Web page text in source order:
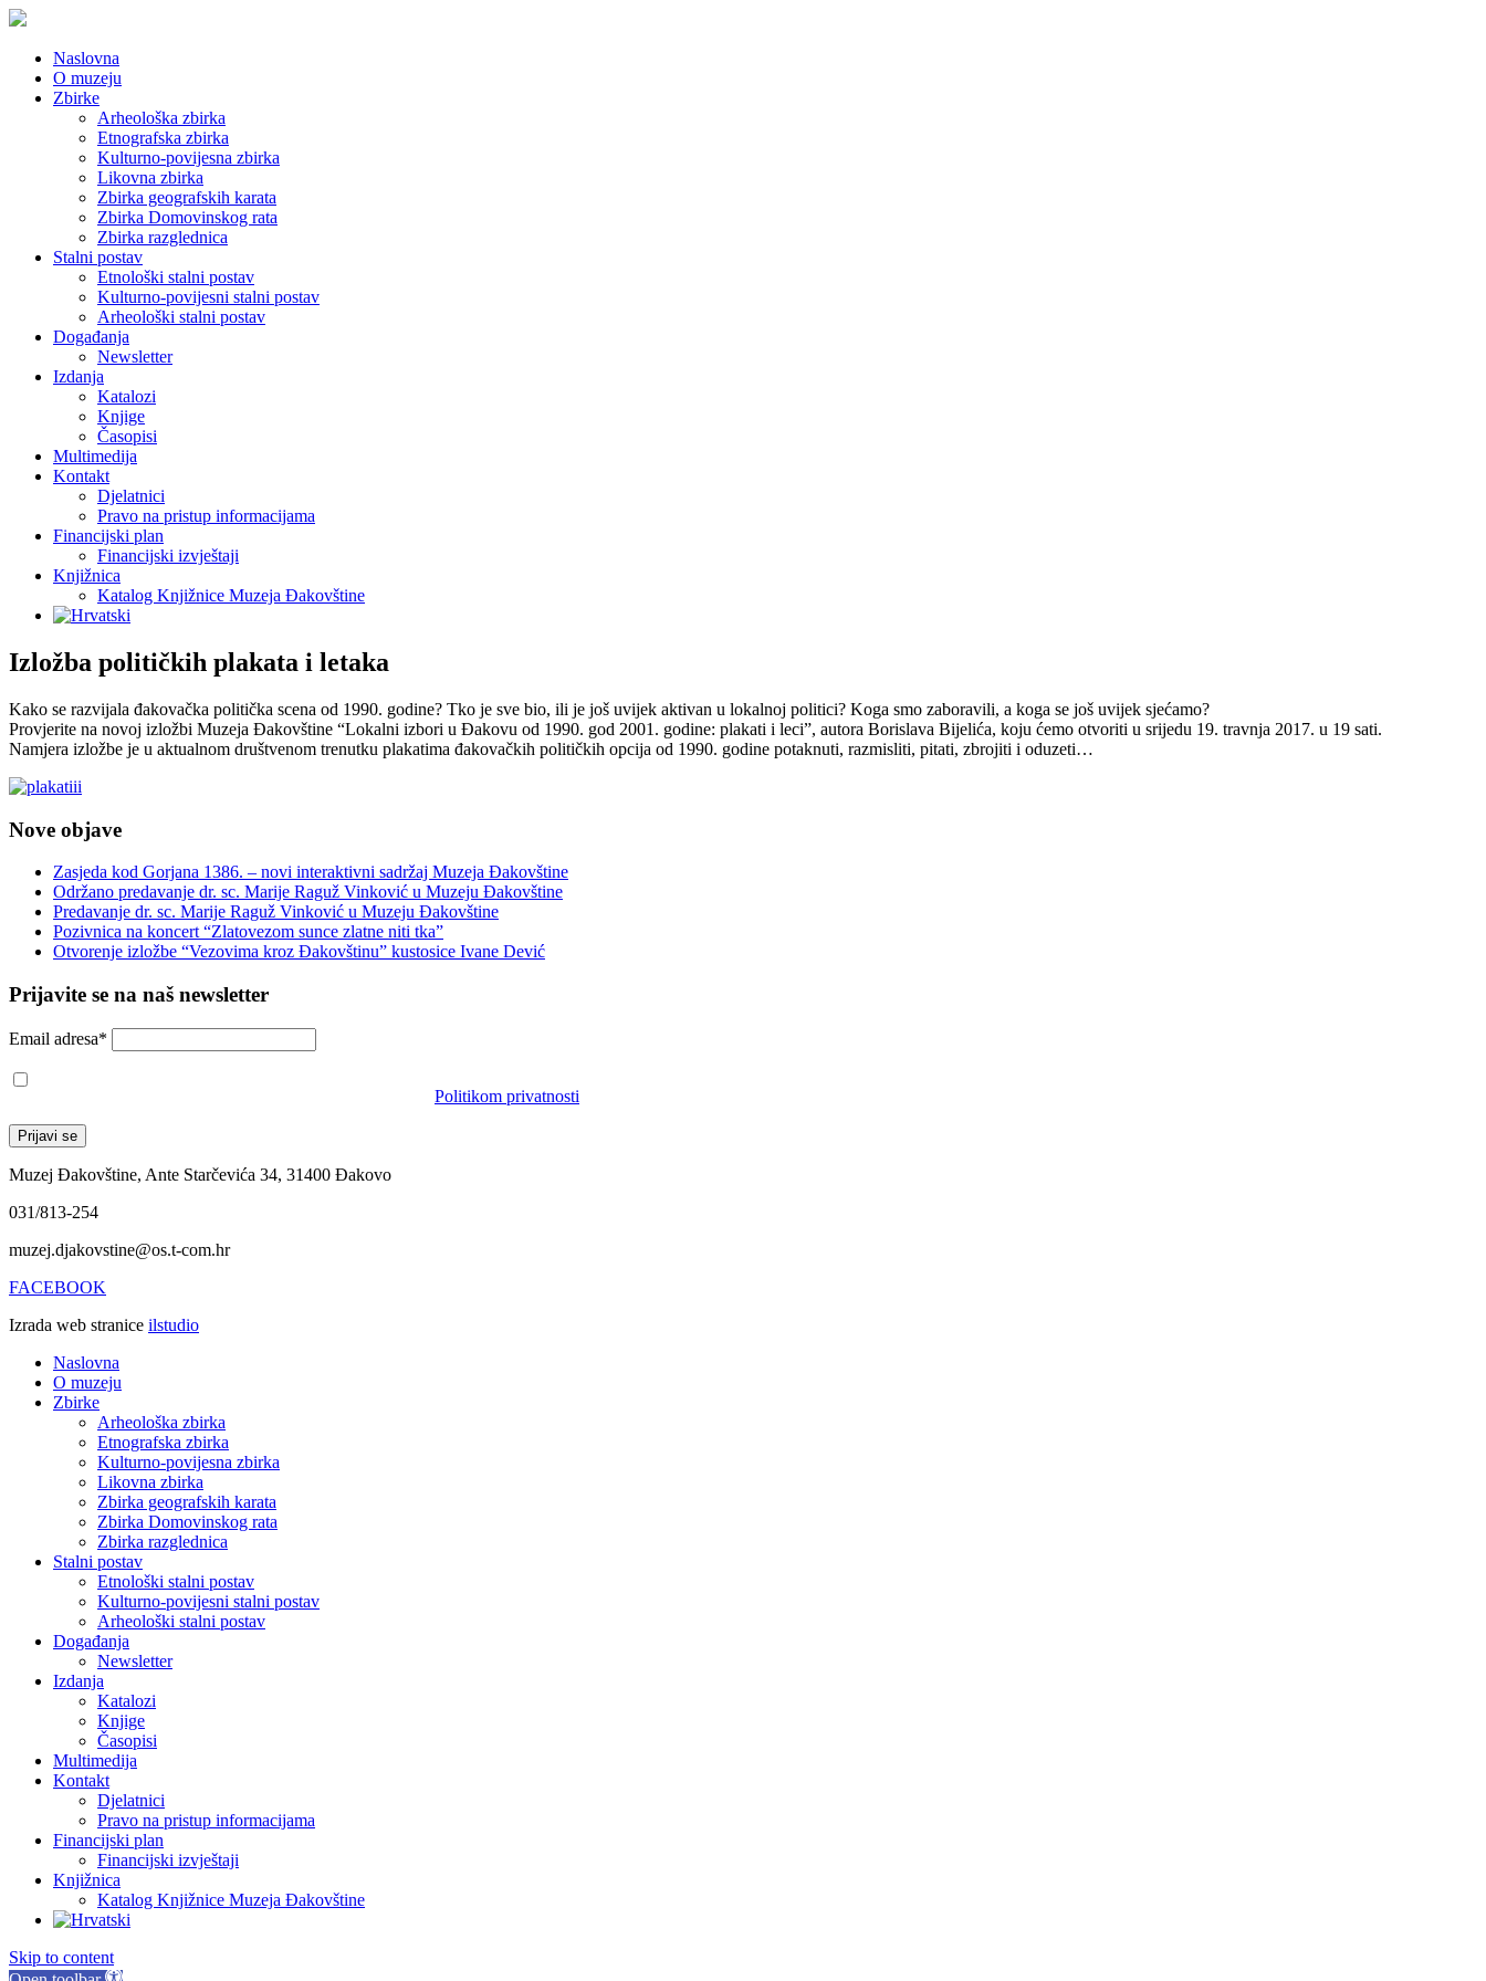
Naslovna
O muzeju
Zbirke
Arheološka zbirka
Etnografska zbirka
Kulturno-povijesna zbirka
Likovna zbirka
Zbirka geografskih karata
Zbirka Domovinskog rata
Zbirka razglednica
Stalni postav
Etnološki stalni postav
Kulturno-povijesni stalni postav
Arheološki stalni postav
Događanja
Newsletter
Izdanja
Katalozi
Knjige
Časopisi
Multimedija
Kontakt
Djelatnici
Pravo na pristup informacijama
Financijski plan
Financijski izvještaji
Knjižnica
Katalog Knjižnice Muzeja Đakovštine
Izložba političkih plakata i letaka
Kako se razvijala đakovačka politička scena od 1990. godine? Tko je sve bio, ili je još uvijek aktivan u lokalnoj politici? Koga smo zaboravili, a koga se još uvijek sjećamo?
Provjerite na novoj izložbi Muzeja Đakovštine “Lokalni izbori u Đakovu od 1990. god 2001. godine: plakati i leci”, autora Borislava Bijelića, koju ćemo otvoriti u srijedu 19. travnja 2017. u 19 sati.
Namjera izložbe je u aktualnom društvenom trenutku plakatima đakovačkih političkih opcija od 1990. godine potaknuti, razmisliti, pitati, zbrojiti i oduzeti…
Nove objave
Zasjeda kod Gorjana 1386. – novi interaktivni sadržaj Muzeja Đakovštine
Održano predavanje dr. sc. Marije Raguž Vinković u Muzeju Đakovštine
Predavanje dr. sc. Marije Raguž Vinković u Muzeju Đakovštine
Pozivnica na koncert “Zlatovezom sunce zlatne niti tka”
Otvorenje izložbe “Vezovima kroz Đakovštinu” kustosice Ivane Dević
Prijavite se na naš newsletter
Email adresa*
Politikom privatnosti
Muzej Đakovštine, Ante Starčevića 34, 31400 Đakovo
031/813-254
muzej.djakovstine@os.t-com.hr
FACEBOOK
Izrada web stranice ilstudio
Naslovna
O muzeju
Zbirke
Arheološka zbirka
Etnografska zbirka
Kulturno-povijesna zbirka
Likovna zbirka
Zbirka geografskih karata
Zbirka Domovinskog rata
Zbirka razglednica
Stalni postav
Etnološki stalni postav
Kulturno-povijesni stalni postav
Arheološki stalni postav
Događanja
Newsletter
Izdanja
Katalozi
Knjige
Časopisi
Multimedija
Kontakt
Djelatnici
Pravo na pristup informacijama
Financijski plan
Financijski izvještaji
Knjižnica
Katalog Knjižnice Muzeja Đakovštine
Skip to content